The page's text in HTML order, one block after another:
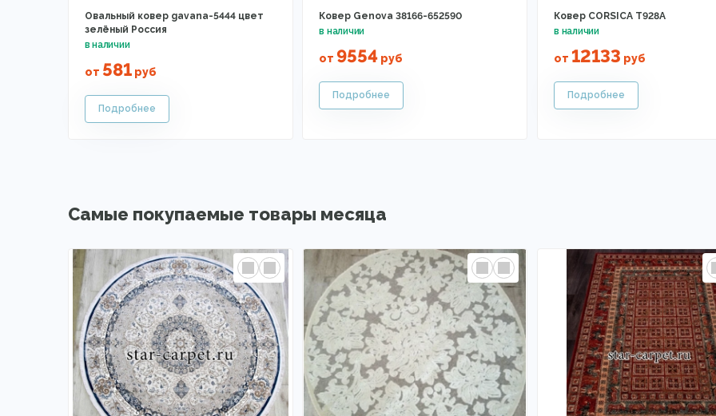
Овальный ковер gavana-5444 цвет
зелёный Россия
от 581руб
Ковер Genova 38166-652590
от9554 руб
Ковер CORSICA T928A
от 12133 руб
Самые покупаемые товары месяца